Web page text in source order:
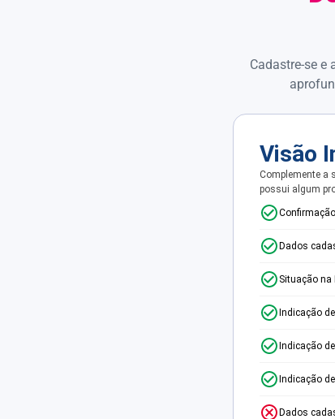
Cadastre-se
Visão
Complemente a
possui algum
Dados
Situação na
Indicação
Indicação
Indicação
Dados